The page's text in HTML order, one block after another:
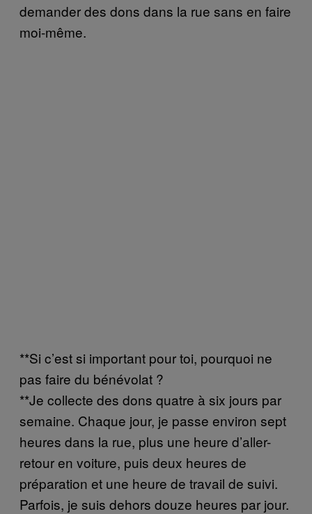
demander des dons dans la rue sans en faire
moi-même.
**Si c’est si important pour toi, pourquoi ne
pas faire du bénévolat ?
**Je collecte des dons quatre à six jours par
semaine. Chaque jour, je passe environ sept
heures dans la rue, plus une heure d’aller-
retour en voiture, puis deux heures de
préparation et une heure de travail de suivi.
Parfois, je suis dehors douze heures par jour.